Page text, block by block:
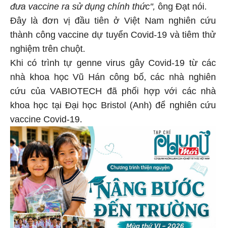
đưa vaccine ra sử dụng chính thức", ông Đạt nói.
Đây là đơn vị đầu tiên ở Việt Nam nghiên cứu
thành công vaccine dự tuyển Covid-19 và tiêm thử
nghiệm trên chuột.
Khi có trình tự genne virus gây Covid-19 từ các
nhà khoa học Vũ Hán công bố, các nhà nghiên
cứu của VABIOTECH đã phối hợp với các nhà
khoa học tại Đại học Bristol (Anh) để nghiên cứu
vaccine Covid-19.